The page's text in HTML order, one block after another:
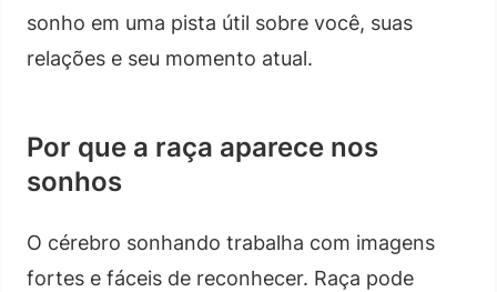
sonho em uma pista útil sobre você, suas
relações e seu momento atual.
Por que a raça aparece nos
sonhos
O cérebro sonhando trabalha com imagens
fortes e fáceis de reconhecer. Raça pode